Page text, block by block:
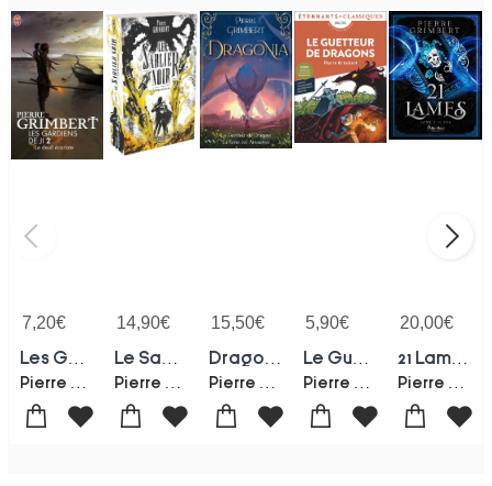
7,20€ 14,90€ 15,50€ 5,90€ 20,00€